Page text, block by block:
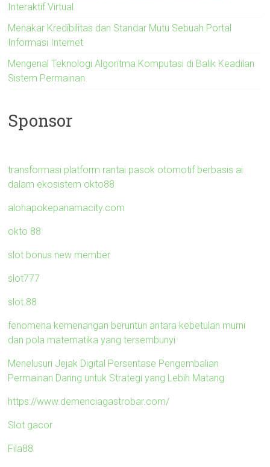
Interaktif Virtual
Menakar Kredibilitas dan Standar Mutu Sebuah Portal
Informasi Internet
Mengenal Teknologi Algoritma Komputasi di Balik Keadilan
Sistem Permainan
Sponsor
transformasi platform rantai pasok otomotif berbasis ai
dalam ekosistem okto88
alohapokepanamacity.com
okto 88
slot bonus new member
slot777
slot 88
fenomena kemenangan beruntun antara kebetulan murni
dan pola matematika yang tersembunyi
Menelusuri Jejak Digital Persentase Pengembalian
Permainan Daring untuk Strategi yang Lebih Matang
https://www.demenciagastrobar.com/
Slot gacor
Fila88